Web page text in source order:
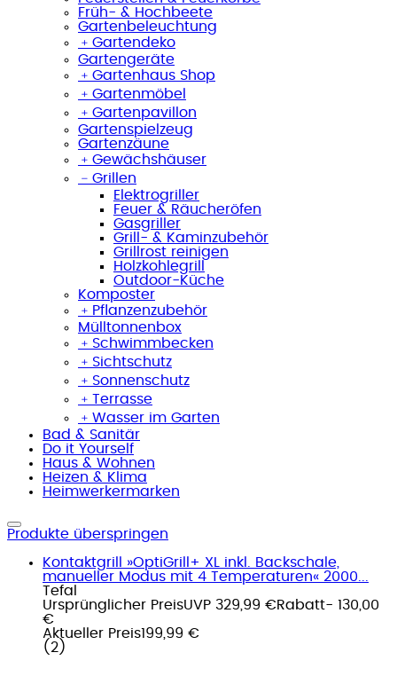
Früh- & Hochbeete
Gartenbeleuchtung
﹢ Gartendeko
Gartengeräte
﹢ Gartenhaus Shop
﹢ Gartenmöbel
﹢ Gartenpavillon
Gartenspielzeug
Gartenzäune
﹢ Gewächshäuser
﹣ Grillen
Elektrogriller
Feuer & Räucheröfen
Gasgriller
Grill- & Kaminzubehör
Grillrost reinigen
Holzkohlegrill
Outdoor-Küche
Komposter
﹢ Pflanzenzubehör
Mülltonnenbox
﹢ Schwimmbecken
﹢ Sichtschutz
﹢ Sonnenschutz
﹢ Terrasse
﹢ Wasser im Garten
Bad & Sanitär
Do it Yourself
Haus & Wohnen
Heizen & Klima
Heimwerkermarken
Produkte überspringen
Kontaktgrill »OptiGrill+ XL inkl. Backschale,
manueller Modus mit 4 Temperaturen« 2000...
Tefal
Ursprünglicher PreisUVP 329,99 €Rabatt- 130,00
€
Aktueller Preis199,99 €
( 2 )